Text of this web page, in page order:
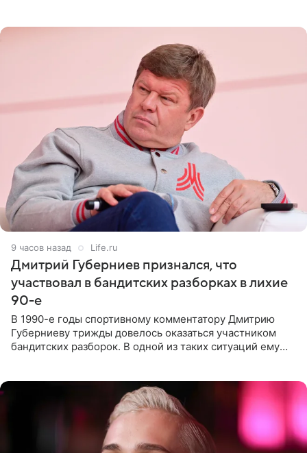
9 часов назад Life.ru
Дмитрий Губерниев признался, что
участвовал в бандитских разборках в лихие
90-е
В 1990-е годы спортивному комментатору Дмитрию
Губерниеву трижды довелось оказаться участником
бандитских разборок. В одной из таких ситуаций ему